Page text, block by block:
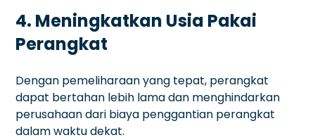
4. Meningkatkan Usia Pakai
Perangkat
Dengan pemeliharaan yang tepat, perangkat
dapat bertahan lebih lama dan menghindarkan
perusahaan dari biaya penggantian perangkat
dalam waktu dekat.